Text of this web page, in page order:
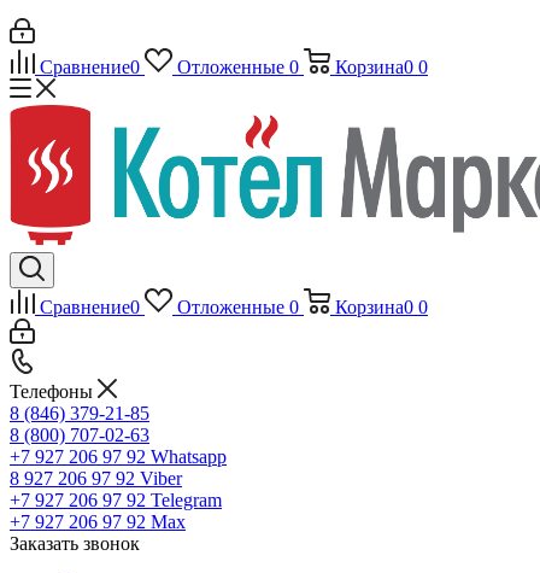
Сравнение0 Отложенные 0 Корзина0 0
Сравнение0 Отложенные 0 Корзина0 0
Телефоны
8 (846) 379-21-85
8 (800) 707-02-63
+7 927 206 97 92 Whatsapp
8 927 206 97 92 Viber
+7 927 206 97 92 Telegram
+7 927 206 97 92 Max
Заказать звонок